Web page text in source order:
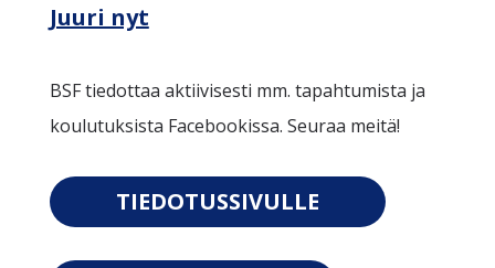
Juuri nyt
BSF tiedottaa aktiivisesti mm. tapahtumista ja
koulutuksista Facebookissa. Seuraa meitä!
TIEDOTUSSIVULLE